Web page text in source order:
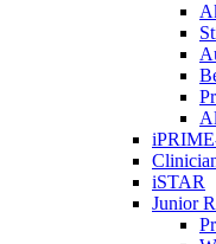
iSTAR
Junior